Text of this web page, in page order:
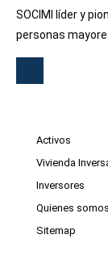
SOCIMI líder y
personas
Activos
Vivienda
Inversores
Quienes somos
Sitemap